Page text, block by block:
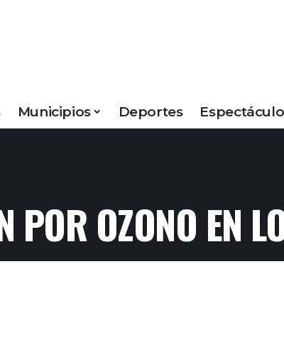
Municipios Deportes
POR OZONO EN